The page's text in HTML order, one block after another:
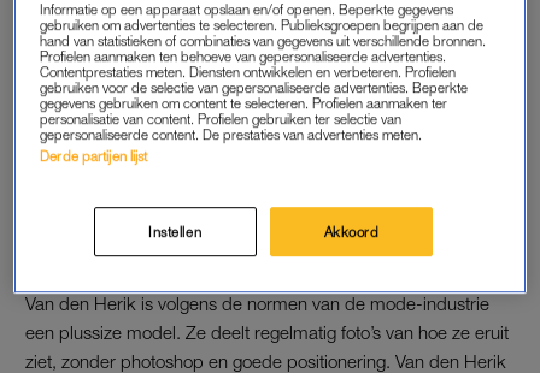
3. RIANNE MEIJER
Ook Meijer stapt af van het ‘perfecte plaatje’ . Ze schroomt
niet om – met een portie humor – een onderkin of een paar
buikrollen met ons te delen. Want: niks is wat het lijkt.
Van den Herik is volgens de normen van de mode-industrie
een plussize model. Ze deelt regelmatig foto’s van hoe ze eruit
ziet, zonder photoshop en goede positionering. Van den Herik
Informatie op een apparaat opslaan en/of openen. Beperkte gegevens
gebruiken om advertenties te selecteren. Publieksgroepen begrijpen aan de
hand van statistieken of combinaties van gegevens uit verschillende bronnen.
Profielen aanmaken ten behoeve van gepersonaliseerde advertenties.
Contentprestaties meten. Diensten ontwikkelen en verbeteren. Profielen
gebruiken voor de selectie van gepersonaliseerde advertenties. Beperkte
gegevens gebruiken om content te selecteren. Profielen aanmaken ter
personalisatie van content. Profielen gebruiken ter selectie van
gepersonaliseerde content. De prestaties van advertenties meten.
Derde partijen lijst
Instellen Akkoord